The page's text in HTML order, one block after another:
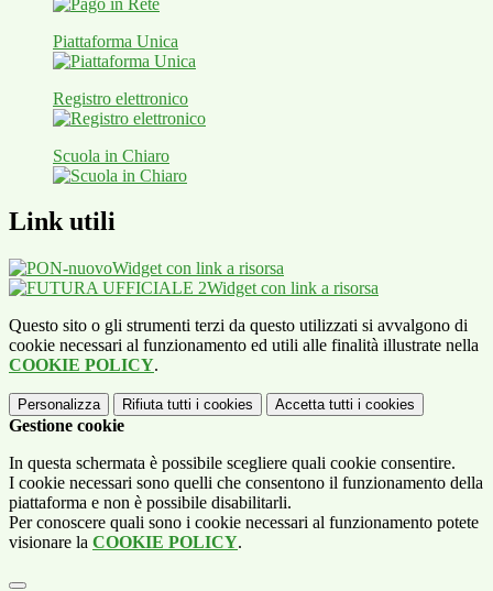
Piattaforma Unica
Registro elettronico
Scuola in Chiaro
Link utili
Widget con link a risorsa
Widget con link a risorsa
Questo sito o gli strumenti terzi da questo utilizzati si avvalgono di
cookie necessari al funzionamento ed utili alle finalità illustrate nella
COOKIE POLICY.
Personalizza Rifiuta tutti i cookies Accetta tutti i cookies
Gestione cookie
In questa schermata è possibile scegliere quali cookie consentire.
I cookie necessari sono quelli che consentono il funzionamento della
piattaforma e non è possibile disabilitarli.
Per conoscere quali sono i cookie necessari al funzionamento potete
visionare la COOKIE POLICY.